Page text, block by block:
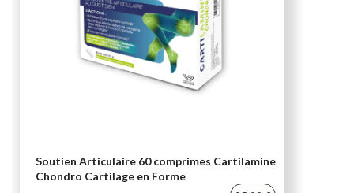
Soutien Articulaire 60 comprimes Cartilamine
Chondro Cartilage en Forme